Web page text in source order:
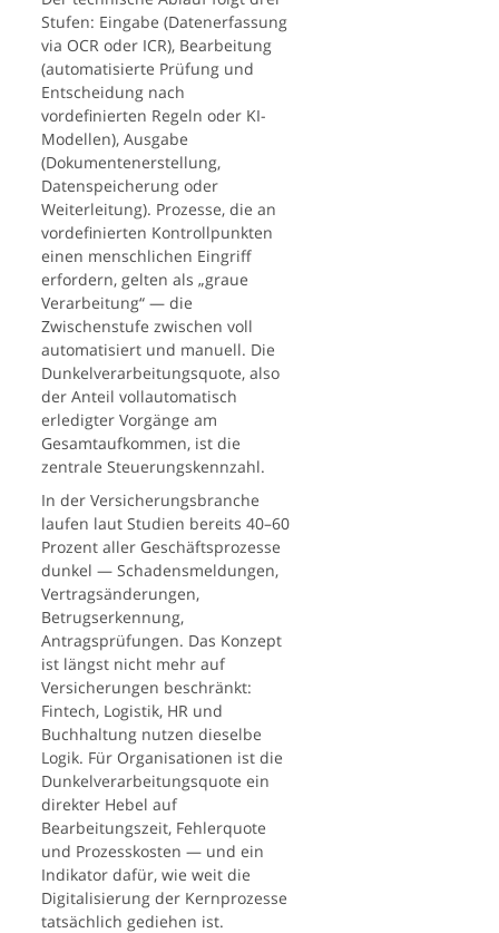
Stufen: Eingabe (Datenerfassung
via OCR oder ICR), Bearbeitung
(automatisierte Prüfung und
Entscheidung nach
vordefinierten Regeln oder KI-
Modellen), Ausgabe
(Dokumentenerstellung,
Datenspeicherung oder
Weiterleitung). Prozesse, die an
vordefinierten Kontrollpunkten
einen menschlichen Eingriff
erfordern, gelten als „graue
Verarbeitung“ — die
Zwischenstufe zwischen voll
automatisiert und manuell. Die
Dunkelverarbeitungsquote, also
der Anteil vollautomatisch
erledigter Vorgänge am
Gesamtaufkommen, ist die
zentrale Steuerungskennzahl.
In der Versicherungsbranche
laufen laut Studien bereits 40–60
Prozent aller Geschäftsprozesse
dunkel — Schadensmeldungen,
Vertragsänderungen,
Betrugserkennung,
Antragsprüfungen. Das Konzept
ist längst nicht mehr auf
Versicherungen beschränkt:
Fintech, Logistik, HR und
Buchhaltung nutzen dieselbe
Logik. Für Organisationen ist die
Dunkelverarbeitungsquote ein
direkter Hebel auf
Bearbeitungszeit, Fehlerquote
und Prozesskosten — und ein
Indikator dafür, wie weit die
Digitalisierung der Kernprozesse
tatsächlich gediehen ist.